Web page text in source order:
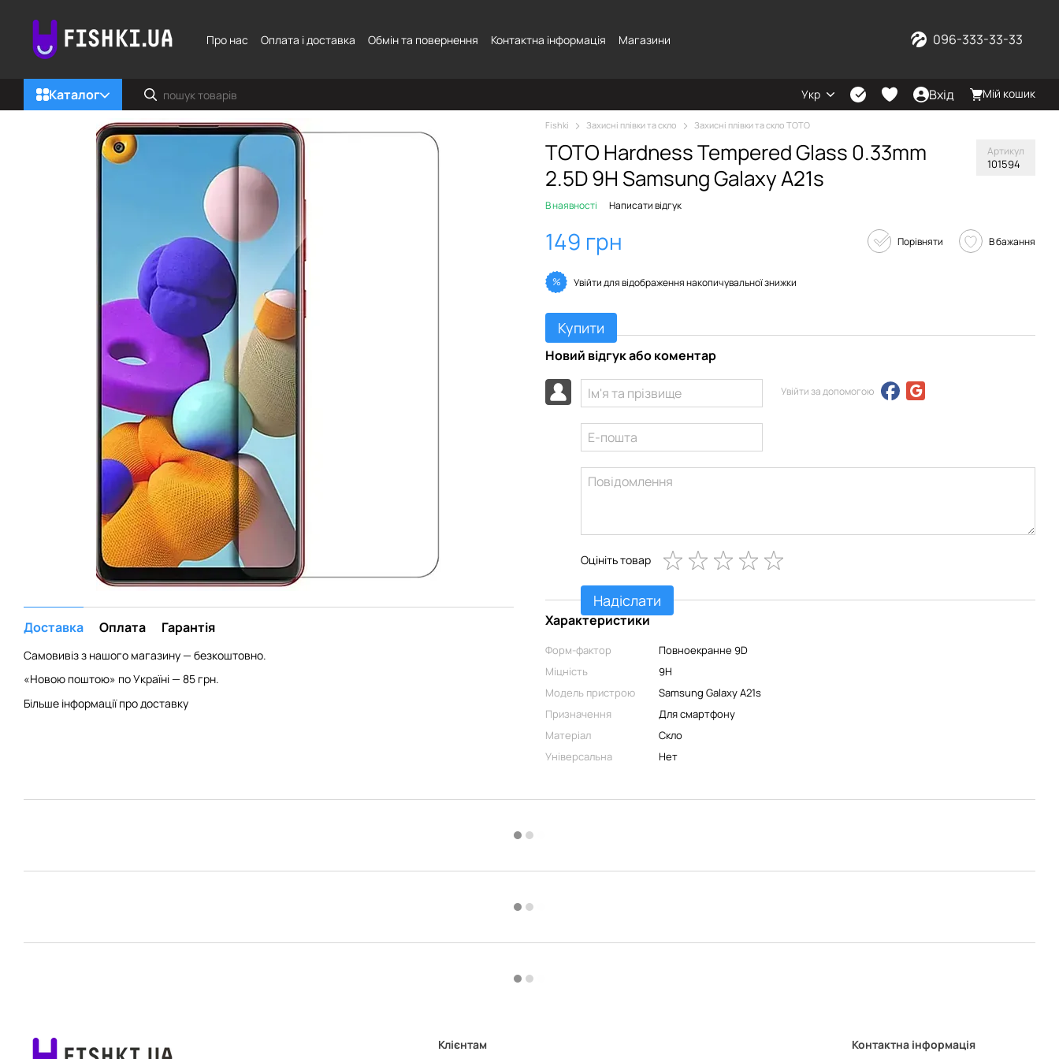
Про нас
Оплата і доставка Обмін та повернення Контактна інформація Магазини 096-333-33-33
Каталог Укр Вхід Мій кошик
Доставка Оплата Гарантія
Самовивіз з нашого магазину — безкоштовно.
«Новою поштою» по Україні — 85 грн.
Більше інформації про доставку
Fishki Захисні плівки та скло Захисні плівки та скло TOTO
TOTO Hardness Tempered Glass 0.33mm
2.5D 9H Samsung Galaxy A21s
Артикул
101594
В наявності Написати відгук
149 грн Порівняти В бажання
% Увійтидля відображення накопичувальної знижки
Купити
Новий відгук або коментар
Увійти за допомогою
Оцініть товар
Надіслати
Характеристики
Форм-фактор
Повноекранне 9D
Міцність
9H
Модель пристрою
Samsung Galaxy A21s
Призначення
Для смартфону
Матеріал
Скло
Універсальна
Нет
Клієнтам Контактна інформація